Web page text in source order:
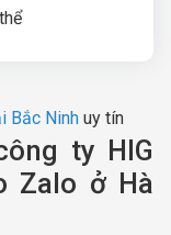
Bắc Ninh uy tín
ty HIG
Zalo ở Hà